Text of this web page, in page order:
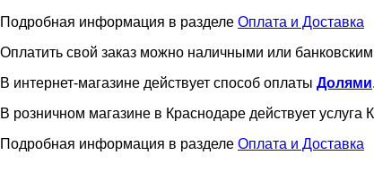
Подробная информация в разделе Оплата и Доставка
Оплатить свой заказ можно наличными или
В интернет-магазине действует способ оплаты Долями.
В розничном магазине в Краснодаре действует
Подробная информация в разделе Оплата и Доставка